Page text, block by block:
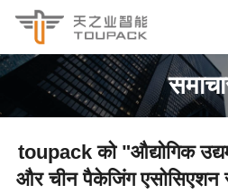
toupack को "औद्योगिक
और चीन पैकेजिंग एसोसिएशन